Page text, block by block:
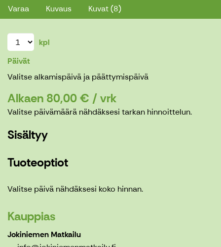
Varaa Kuvaus Kuvat (8)
kpl
Päivät
Valitse alkamispäivä ja päättymispäivä
Alkaen 80,00 € / vrk
Valitse päivämäärä nähdäksesi tarkan hinnoittelun.
Sisältyy
Tuoteoptiot
Valitse päivä nähdäksesi koko hinnan.
Kauppias
Jokiniemen Matkailu